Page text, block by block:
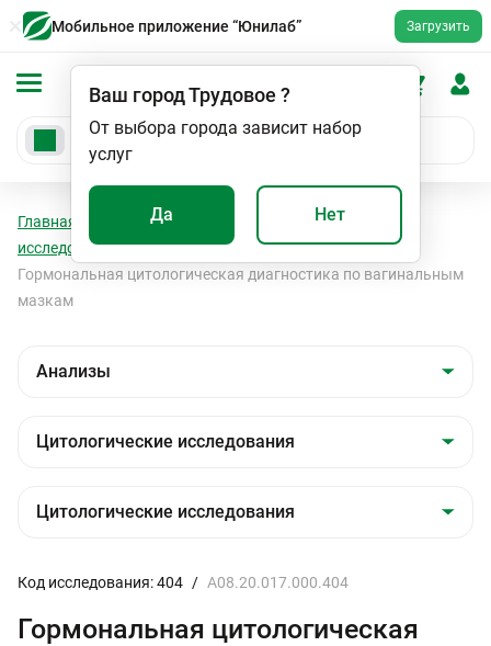
Мобильное приложение “Юнилаб” Загрузить
Ваш городТрудовое ?
От выбора города зависит набор
услуг
Да Нет
Главная Анализы
Цитологические
исследования
Цитологические исследования
Гормональная цитологическая диагностика по вагинальным
мазкам
Код исследования: 404 / A08.20.017.000.404
Гормональная цитологическая